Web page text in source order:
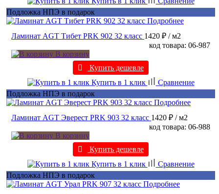
Подложка НПЭ в подарок
Подробнее
Ламинат AGT Тибет PRK 902 32 класс 1420 ₽ / м2
код товара: 06-987
В корзину
Купить дешевле
Купить в 1 клик
Сравнение
Подложка НПЭ в подарок
Подробнее
Ламинат AGT Эверест PRK 903 32 класс 1420 ₽ / м2
код товара: 06-988
В корзину
Купить дешевле
Купить в 1 клик
Сравнение
Подложка НПЭ в подарок
Подробнее